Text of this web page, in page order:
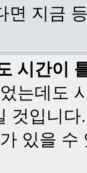
면 지금
시간이
는데도
것입니
있을 수